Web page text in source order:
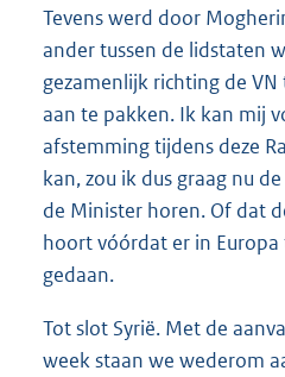
Tevens werd door
ander tussen de lidstaten
gezamenlijk richting de
aan te pakken. Ik kan mij
afstemming tijdens deze
kan, zou ik dus graag nu
de Minister horen. Of dat
hoort vóórdat er in
gedaan.
Tot slot Syrië. Met de
week staan we wederom